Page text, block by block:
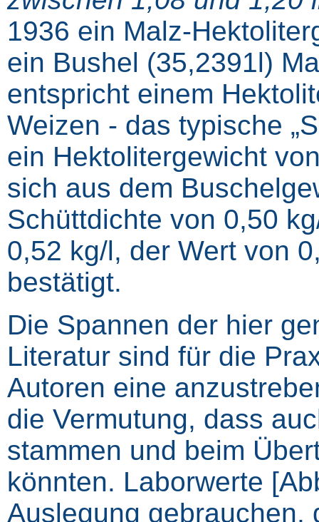
1936 ein Malz-
ein Bushel (35,2391l)
entspricht einem
Weizen ‑ das typische
ein Hektolitergewicht
sich aus dem
Schüttdichte von 0,50
0,52 kg/l, der Wert von
bestätigt.
Die Spannen der hier
Literatur sind für die
Autoren eine
die Vermutung, dass
stammen und beim
könnten. Laborwerte
Auslegung gebrauchen,